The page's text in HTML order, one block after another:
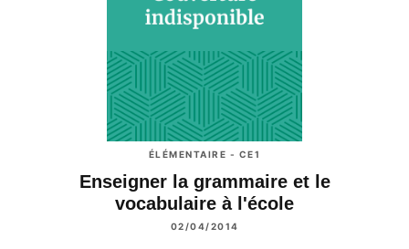
ÉLÉMENTAIRE - CE1
Enseigner la grammaire et le
vocabulaire à l'école
02/04/2014